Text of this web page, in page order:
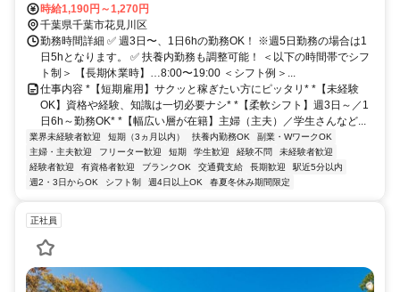
時給1,190円～1,270円
千葉県千葉市花見川区
勤務時間詳細 ✅ 週3日〜、1日6hの勤務OK！ ※週5日勤務の場合は1
日5hとなります。 ✅ 扶養内勤務も調整可能！ ＜以下の時間帯でシフ
ト制＞ 【長期休業時】…8:00〜19:00 ＜シフト例＞...
仕事内容 *【短期雇用】サクッと稼ぎたい方にピッタリ* *【未経験
OK】資格や経験、知識は一切必要ナシ* *【柔軟シフト】週3日～／1
日6h～勤務OK* *【幅広い層が在籍】主婦（主夫）／学生さんなど...
業界未経験者歓迎 短期（3ヵ月以内） 扶養内勤務OK
副業・WワークOK
主婦・主夫歓迎
フリーター歓迎 短期 学生歓迎 経験不問
未経験者歓迎
経験者歓迎
有資格者歓迎 ブランクOK 交通費支給 長期歓迎
駅近5分以内
週2・3日からOK
シフト制 週4日以上OK 春夏冬休み期間限定
正社員